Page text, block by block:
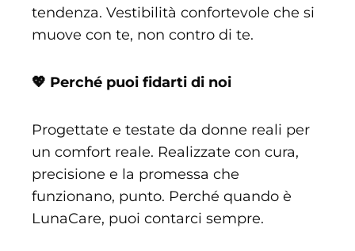
tendenza. Vestibilità confortevole che si
muove con te, non contro di te.
💖 Perché puoi fidarti di noi
Progettate e testate da donne reali per
un comfort reale. Realizzate con cura,
precisione e la promessa che
funzionano, punto. Perché quando è
LunaCare, puoi contarci sempre.